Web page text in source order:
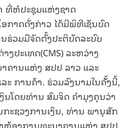
ທີ່ຫໍປະຊຸມແຫ່ງຊາດ
ກາດດັ່ງກ່າວ ໄດ້ມີພິທີເຊັນບົດ
ຮ່ວມມືຈັດຕັ້ງປະຕິບັດລະບົບ
ງປະເທດ(CMS) ລະຫວ່າງ
ຄານແຫ່ງ ສປປ ລາວ ແລະ
ະ ການຄ້າ. ຮ່ວມລົງນາມໃນຄັັ້ງນີ້,
ນໂດຍທ່ານ ສົມຈິດ ຄຳມຸງຄຸນວ່າ
ຊວງການເງິນ, ທ່ານ ພານຸສັກ
ອງການທະນາຄານແຫ່ງ ສປປ